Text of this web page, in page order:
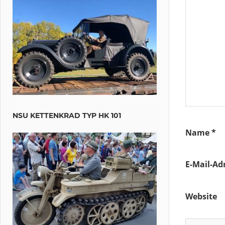
Name*
E-Mail-
Website
NSU KETTENKRAD TYP HK 101